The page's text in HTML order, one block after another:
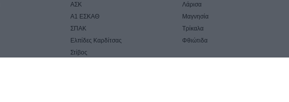
στη Θεσσαλία
της Μαρίκας
ΑΣΚ
Α1 ΕΣΚΑΘ
ΣΠΑΚ
Ελπίδες Καρδίτσας
Στίβος
Λάρισα
Μαγνησία
Τρίκαλα
Φθιώτιδα